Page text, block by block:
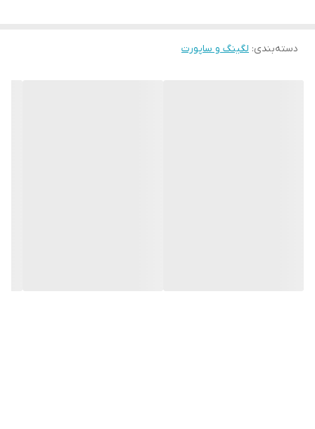
قابلیت بازگشت دارد دسته‌بندی: لگینگ و ساپورت